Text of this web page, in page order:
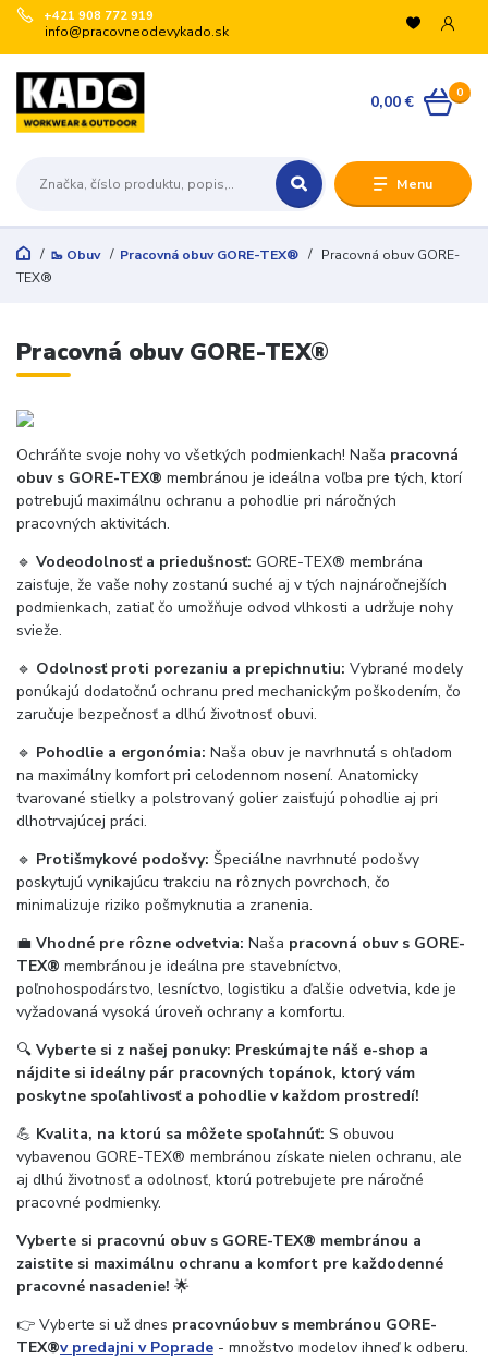
Menu
+421 908 772 919
info@pracovneodevykado.sk
0
0,00 €
🥾 Obuv Pracovná obuv GORE-TEX®
Pracovná obuv GORE-
TEX®
Pracovná obuv GORE-TEX®
Ochráňte svoje nohy vo všetkých podmienkach! Naša pracovná
obuv s GORE-TEX® membránou je ideálna voľba pre tých, ktorí
potrebujú maximálnu ochranu a pohodlie pri náročných
pracovných aktivitách.
🔹 Vodeodolnosť a priedušnosť: GORE-TEX® membrána
zaisťuje, že vaše nohy zostanú suché aj v tých najnáročnejších
podmienkach, zatiaľ čo umožňuje odvod vlhkosti a udržuje nohy
svieže.
🔹 Odolnosť proti porezaniu a prepichnutiu: Vybrané modely
ponúkajú dodatočnú ochranu pred mechanickým poškodením, čo
zaručuje bezpečnosť a dlhú životnosť obuvi.
🔹 Pohodlie a ergonómia: Naša obuv je navrhnutá s ohľadom
na maximálny komfort pri celodennom nosení. Anatomicky
tvarované stielky a polstrovaný golier zaisťujú pohodlie aj pri
dlhotrvajúcej práci.
🔹 Protišmykové podošvy: Špeciálne navrhnuté podošvy
poskytujú vynikajúcu trakciu na rôznych povrchoch, čo
minimalizuje riziko pošmyknutia a zranenia.
💼 Vhodné pre rôzne odvetvia: Naša pracovná obuv s GORE-
TEX® membránou je ideálna pre stavebníctvo,
poľnohospodárstvo, lesníctvo, logistiku a ďalšie odvetvia, kde je
vyžadovaná vysoká úroveň ochrany a komfortu.
🔍 Vyberte si z našej ponuky: Preskúmajte náš e-shop a
nájdite si ideálny pár pracovných topánok, ktorý vám
poskytne spoľahlivosť a pohodlie v každom prostredí!
💪 Kvalita, na ktorú sa môžete spoľahnúť: S obuvou
vybavenou GORE-TEX® membránou získate nielen ochranu, ale
aj dlhú životnosť a odolnosť, ktorú potrebujete pre náročné
pracovné podmienky.
Vyberte si pracovnú obuv s GORE-TEX® membránou a
zaistite si maximálnu ochranu a komfort pre každodenné
pracovné nasadenie! 🌟
👉 Vyberte si už dnes pracovnúobuv s membránou GORE-
TEX®v predajni v Poprade - množstvo modelov ihneď k odberu.
VYUŽITE ZĽAVY
🏷️ -10 % pre registrovaných na vybrané značky
(ARTRA, ARDON, VM, BENNON, ATG, B-WELL, GIBLOR’S
🛒 Množstevné zľavy v košíku:
€200 → -5 %
€500 → -10 %
€1 000 → -15 %